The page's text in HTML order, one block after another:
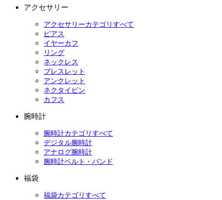
アクセサリー
アクセサリーカテゴリすべて
ピアス
イヤーカフ
リング
ネックレス
ブレスレット
アンクレット
ネクタイピン
カフス
腕時計
腕時計カテゴリすべて
デジタル腕時計
アナログ腕時計
腕時計ベルト・バンド
福袋
福袋カテゴリすべて